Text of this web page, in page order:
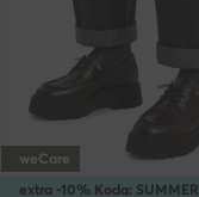
extra -10% Koda: SUMMER
weCare